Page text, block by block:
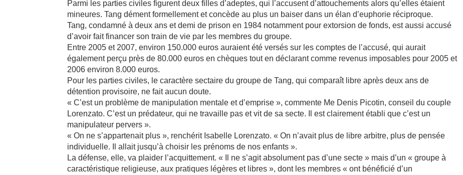
Parmi les parties civiles figurent deux filles d’adeptes, qui l’accusent d’attouchements alors qu’elles étaient
mineures. Tang dément formellement et concède au plus un baiser dans un élan d’euphorie réciproque.
Tang, condamné à deux ans et demi de prison en 1984 notamment pour extorsion de fonds, est aussi accusé
d’avoir fait financer son train de vie par les membres du groupe.
Entre 2005 et 2007, environ 150.000 euros auraient été versés sur les comptes de l’accusé, qui aurait
également perçu près de 80.000 euros en chèques tout en déclarant comme revenus imposables pour 2005 et
2006 environ 8.000 euros.
Pour les parties civiles, le caractère sectaire du groupe de Tang, qui comparaît libre après deux ans de
détention provisoire, ne fait aucun doute.
« C’est un problème de manipulation mentale et d’emprise », commente Me Denis Picotin, conseil du couple
Lorenzato. C’est un prédateur, qui ne travaille pas et vit de sa secte. Il est clairement établi que c’est un
manipulateur pervers ».
« On ne s’appartenait plus », renchérit Isabelle Lorenzato. « On n’avait plus de libre arbitre, plus de pensée
individuelle. Il allait jusqu’à choisir les prénoms de nos enfants ».
La défense, elle, va plaider l’acquittement. « Il ne s’agit absolument pas d’une secte » mais d’un « groupe à
caractéristique religieuse, aux pratiques légères et libres », dont les membres « ont bénéficié d’un